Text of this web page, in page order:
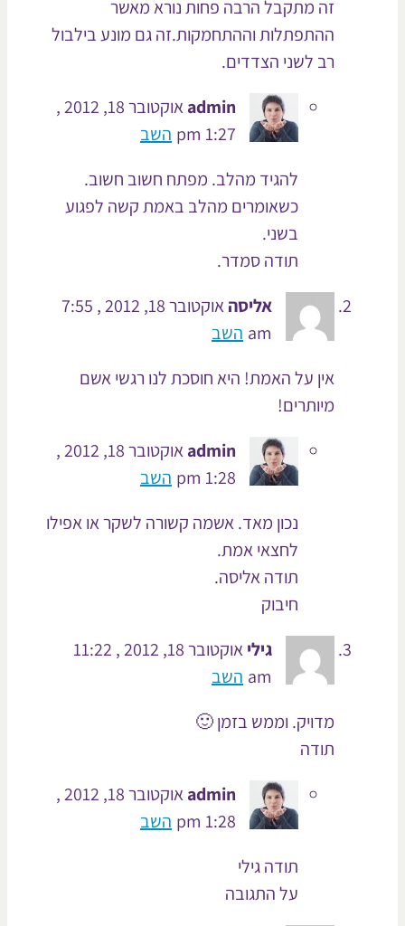
זה מתקבל הרבה פחות נורא מאשר
ההתפתלות וההתחמקות.זה גם מונע בילבול
רב לשני הצדדים.
admin
אוקטובר 18, 2012 ,
1:27 pm
השב
להגיד מהלב. מפתח חשוב חשוב.
כשאומרים מהלב באמת קשה לפגוע
תודה סמדר.
אליסה
אוקטובר 18, 2012 , 7:55
am
השב
אין על האמת! היא חוסכת לנו רגשי אשם
מיותרים!
admin
אוקטובר 18, 2012 ,
1:28 pm
השב
נכון מאד. אשמה קשורה לשקר או אפילו
לחצאי אמת.
תודה אליסה.
גילי
אוקטובר 18, 2012 , 11:22
am
השב
מדויק. וממש בזמן 🙂
admin
אוקטובר 18, 2012 ,
1:28 pm
השב
תודה גילי
על התגובה